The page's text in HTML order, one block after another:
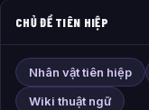
CHỦ ĐỀ TIÊN HIỆP
Nhân vật tiên hiệp
Wiki thuật ngữ